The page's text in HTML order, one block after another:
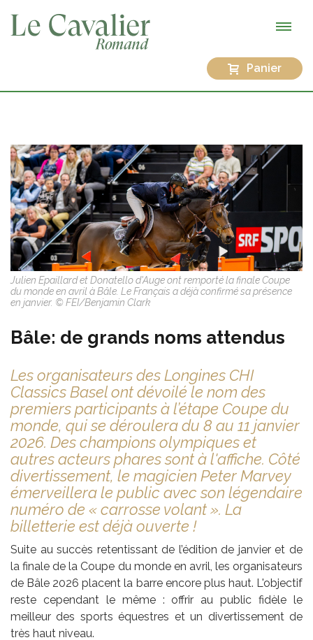
Panier
Julien Epaillard et Donatello d'Auge ont remporté la finale Coupe
du monde en avril à Bâle. Le Français a déjà confirmé sa présence
en janvier. © FEI/Benjamin Clark
Bâle: de grands noms attendus
Les organisateurs des Longines CHI
Classics Basel ont dévoilé le nom des
premiers participants à l’étape Coupe du
monde, qui se déroulera du 8 au 11 janvier
2026. Des champions olympiques et
autres acteurs phares sont à l'affiche. Côté
divertissement, le magicien Peter Marvey
émerveillera le public avec son légendaire
numéro de « carrosse volant ». La
billetterie est déjà ouverte !
Suite au succès retentissant de l’édition de janvier et de
la finale de la Coupe du monde en avril, les organisateurs
de Bâle 2026 placent la barre encore plus haut. L'objectif
reste cependant le même : offrir au public fidèle le
meilleur des sports équestres et un divertissement de
très haut niveau.